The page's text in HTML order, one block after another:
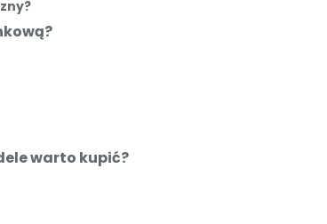
warto kupić?